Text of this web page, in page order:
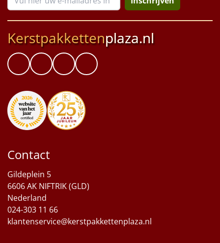
Kerstpakkettenplaza.nl
Contact
Gildeplein 5
6606 AK NIFTRIK (GLD)
Nederland
024-303 11 66
klantenservice@kerstpakkettenplaza.nl